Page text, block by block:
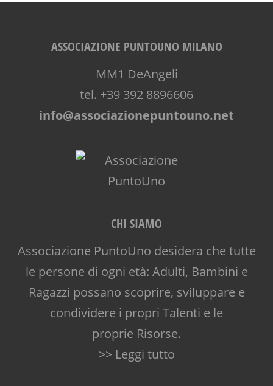
ASSOCIAZIONE PUNTOUNO MILANO
MM1 DeAngeli
tel. +39 392 8896606
info@associazionepuntouno.net
CHI SIAMO
Associazione PuntoUno desidera che tutte
le persone di ogni età: Adulti, Bambini e
Ragazzi possano scoprire, sviluppare e
condividere i propri Talenti e le
proprie Risorse.
>> Leggi tutto